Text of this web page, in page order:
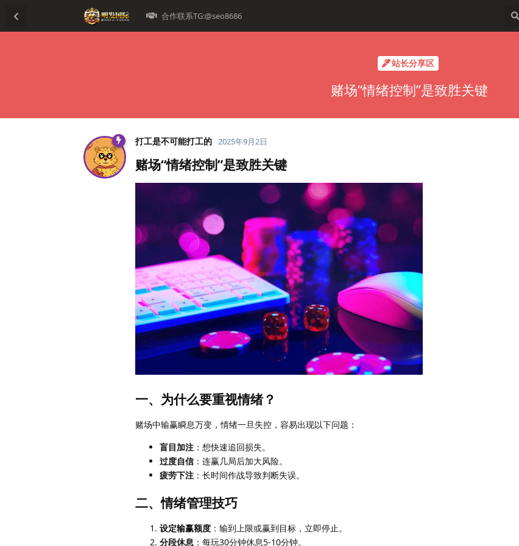
合作联系TG:@seo8686
站长分享区
赌场“情绪控制”是致胜关键
打工是不可能打工的 2025年9月2日
赌场“情绪控制”是致胜关键
一、为什么要重视情绪？
赌场中输赢瞬息万变，情绪一旦失控，容易出现以下问题：
盲目加注 ：想快速追回损失。
过度自信：连赢几局后加大风险。
疲劳下注 ：长时间作战导致判断失误。
二、情绪管理技巧
设定输赢额度 ：输到上限或赢到目标，立即停止。
分段休息 ：每玩30分钟休息5-10分钟。